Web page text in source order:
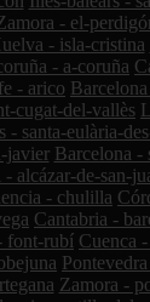
- el-
- isla-cristina
- a-coruña
- arico
cugat-del-vallès
- santa-eulària-
javier Barcelona -
alcázar-de-san-
- chulilla
Cantabria -
font-rubí Cuenca
Zamora -